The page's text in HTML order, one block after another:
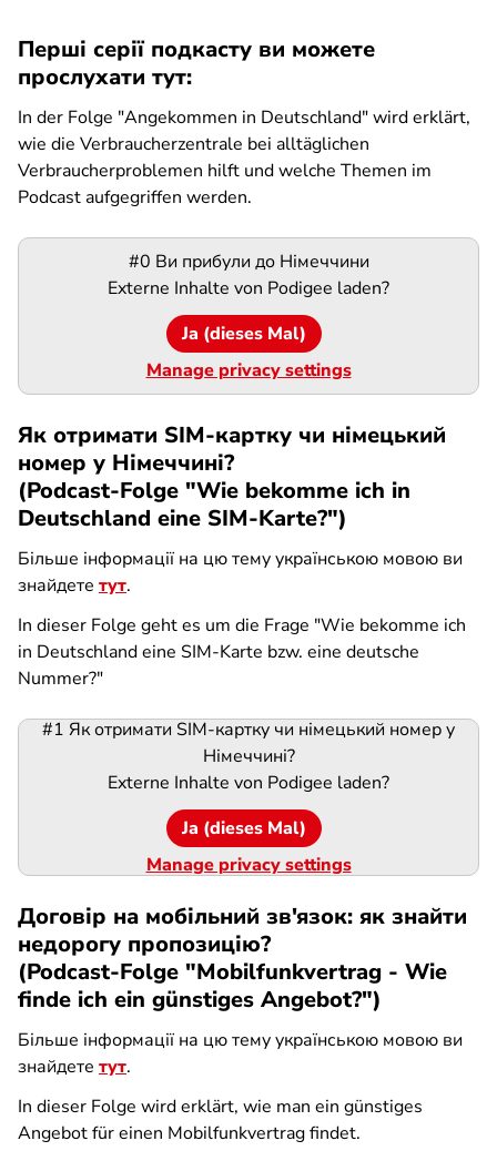
Перші серії подкасту ви можете
прослухати тут:
In der Folge "Angekommen in Deutschland" wird erklärt,
wie die Verbraucherzentrale bei alltäglichen
Verbraucherproblemen hilft und welche Themen im
Podcast aufgegriffen werden.
Podigee-
#0 Ви прибули до Німеччини
Externe Inhalte von Podigee laden?
Ja (dieses Mal)
Manage privacy settings
Як отримати SIM-картку чи німецький
номер у Німеччині?
(Podcast-Folge "Wie bekomme ich in
Deutschland eine SIM-Karte?")
Більше інформації на цю тему українською мовою ви
знайдете тут.
In dieser Folge geht es um die Frage "Wie bekomme ich
in Deutschland eine SIM-Karte bzw. eine deutsche
Nummer?"
Podigee-
#1 Як отримати SIM-картку чи німецький номер у
Німеччині?
Externe Inhalte von Podigee laden?
Ja (dieses Mal)
Manage privacy settings
Договір на мобільний зв'язок: як знайти
недорогу пропозицію?
(Podcast-Folge "Mobilfunkvertrag - Wie
finde ich ein günstiges Angebot?")
Більше інформації на цю тему українською мовою ви
знайдете тут.
In dieser Folge wird erklärt, wie man ein günstiges
Angebot für einen Mobilfunkvertrag findet.